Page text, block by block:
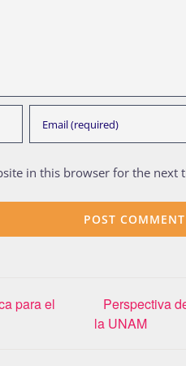
in this browser for the next
para el
Perspectiva
la UNAM